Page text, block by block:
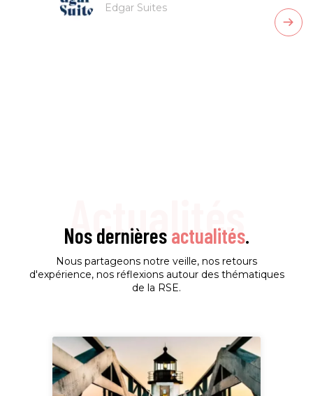
Edgar Suites
Actualités
Nos dernièresactualités.
Nous partageons notre veille, nos retours
d'expérience, nos réflexions autour des thématiques
de la RSE.